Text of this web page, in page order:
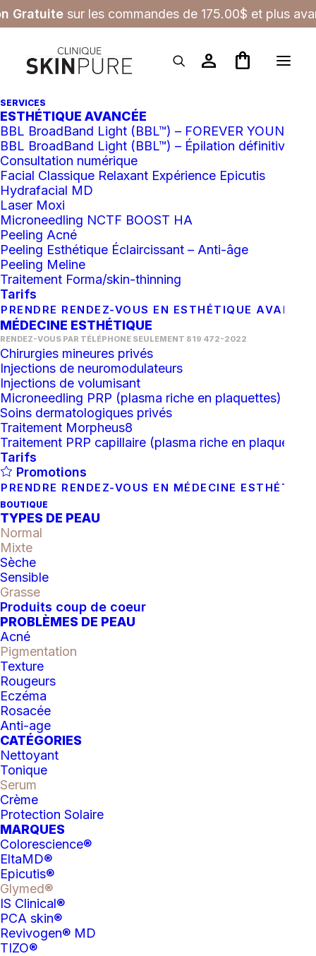
Gratuite sur les commandes de 175.00$ et plus
person shopping_bag
SERVICES
ESTHÉTIQUE AVANCÉE
BBL BroadBand Light (BBL™) – FOREVER YOUNG
BBL BroadBand Light (BBL™) – Épilation définitive
Consultation numérique
Facial Classique Relaxant Expérience Epicutis
Hydrafacial MD
Laser Moxi
Microneedling NCTF BOOST HA
Peeling Acné
Peeling Esthétique Éclaircissant – Anti-âge
Peeling Meline
Traitement Forma/skin-thinning
Tarifs
PRENDRE RENDEZ-VOUS EN ESTHÉTIQUE AVANCÉ
MÉDECINE ESTHÉTIQUE
RENDEZ-VOUS PAR TÉLÉPHONE SEULEMENT 819 472-2022
Chirurgies mineures privés
Injections de neuromodulateurs
Injections de volumisant
Microneedling PRP (plasma riche en plaquettes)
Soins dermatologiques privés
Traitement Morpheus8
Traitement PRP capillaire (plasma riche en plaquettes)
Tarifs
Promotions
PRENDRE RENDEZ-VOUS EN MÉDECINE
BOUTIQUE
TYPES DE PEAU
Normal
Mixte
Sèche
Sensible
Grasse
Produits coup de coeur
PROBLÈMES DE PEAU
Acné
Pigmentation
Texture
Rougeurs
Eczéma
Rosacée
Anti-age
CATÉGORIES
Nettoyant
Tonique
Serum
Crème
Protection Solaire
MARQUES
Colorescience®
EltaMD®
Epicutis®
Glymed®
IS Clinical®
PCA skin®
Revivogen® MD
TIZO®
Sérum Éclaircissant Brillant
Tone
138.00
En rupture d'inventaire
Catégories
Serum,Soin correctif
Découvrez l’éclat d’un teint
véritablement éclatant avec notre sérum
l’hyperpigmentation tenace, ce sérum
dynamique est essentiel pour obtenir un
teint uniforme et un éclat lumineux.
Avantages :
Éclaircit
Utilisation :